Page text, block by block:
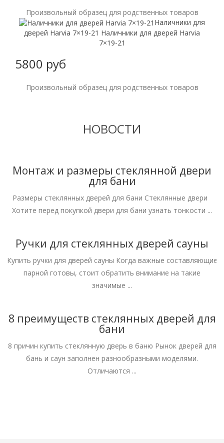
Произвольный образец для родственных товаров
Наличники для
дверей Harvia 7×19-21 Наличники для дверей Harvia
7×19-21
5800 руб
Произвольный образец для родственных товаров
НОВОСТИ
Монтаж и размеры стеклянной двери
для бани
Размеры стеклянных дверей для бани Стеклянные двери
Хотите перед покупкой двери для бани узнать тонкости ...
Ручки для стеклянных дверей сауны
Купить ручки для дверей сауны Когда важные составляющие
парной готовы, стоит обратить внимание на такие
значимые ...
8 преимуществ стеклянных дверей для
бани
8 причин купить стеклянную дверь в баню Рынок дверей для
бань и саун заполнен разнообразными моделями.
Отличаются ...